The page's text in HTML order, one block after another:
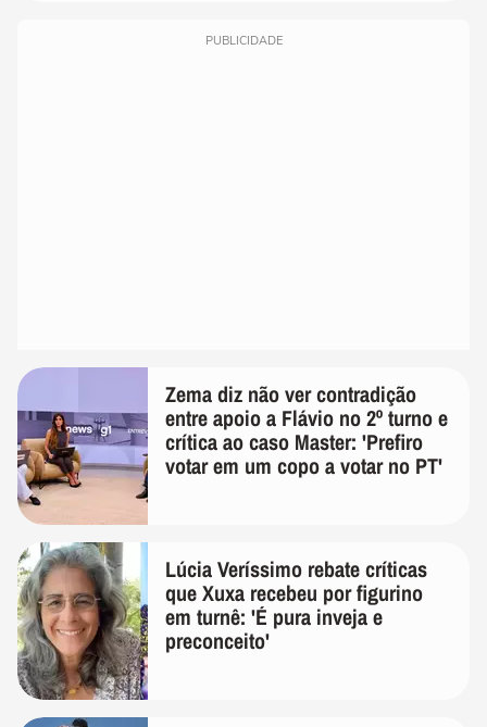
PUBLICIDADE
Zema diz não ver contradição
entre apoio a Flávio no 2º turno e
crítica ao caso Master: 'Prefiro
votar em um copo a votar no PT'
Lúcia Veríssimo rebate críticas
que Xuxa recebeu por figurino
em turnê: 'É pura inveja e
preconceito'